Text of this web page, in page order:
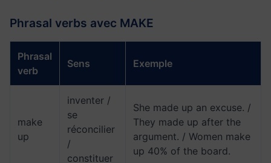
Phrasal verbs avec MAKE
Phrasal
verb
Sens Exemple
make
up
inventer /
se
réconcilier
/
constituer
She made up an excuse. /
They made up after the
argument. / Women make
up 40% of the board.